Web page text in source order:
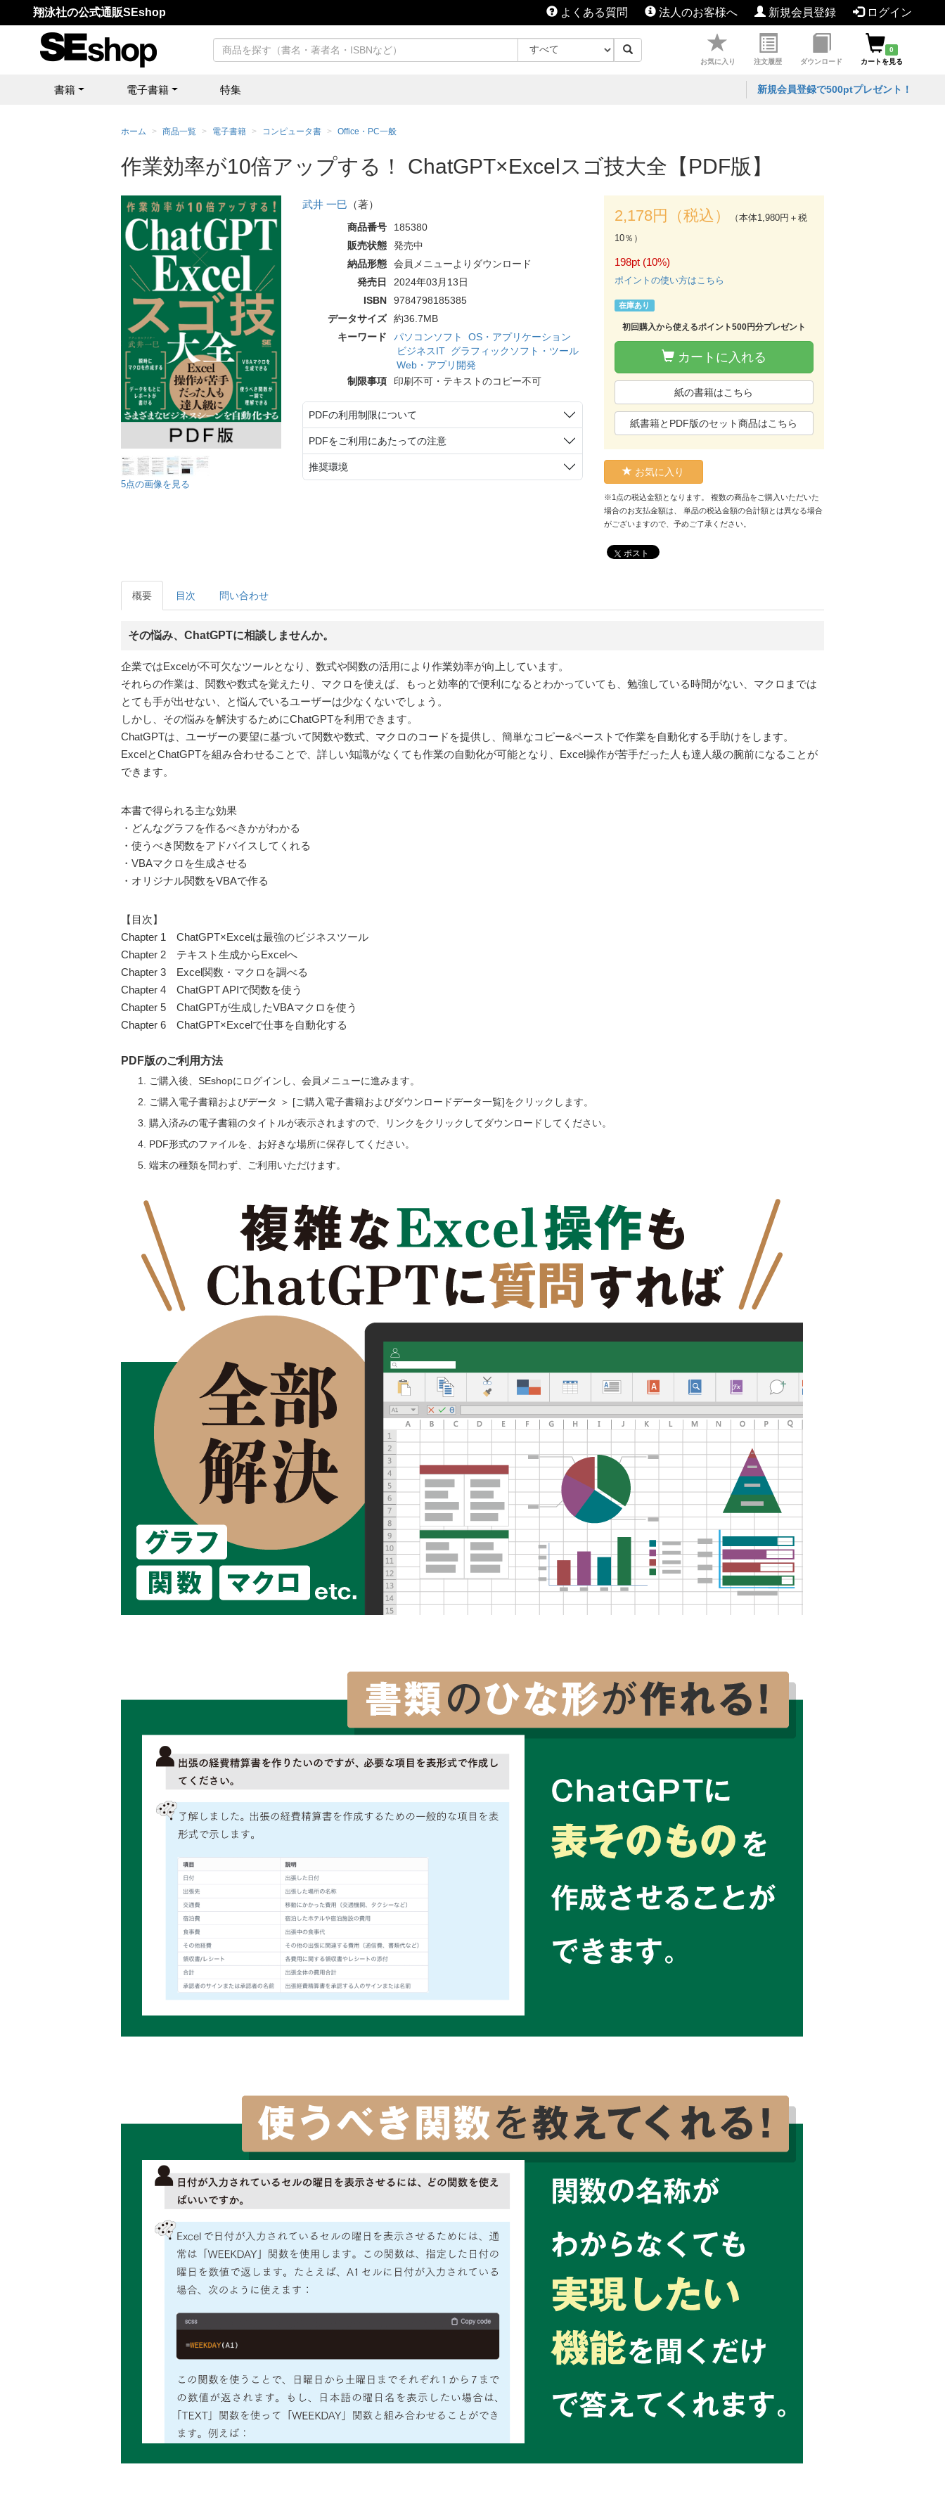
翔泳社の公式通販SEshop よくある質問 法人のお客様へ 新規会員登録 ログイン
お気に入り 注文履歴 ダウンロード
0
カートを見る
書籍 電子書籍 特集 新規会員登録で500ptプレゼント！
ホーム 商品一覧 電子書籍 コンピュータ書 Office・PC一般
作業効率が10倍アップする！ ChatGPT×Excelスゴ技大全【PDF版】
5点の画像を見る
武井 一巳 （著）
商品番号
185380
販売状態
発売中
納品形態
会員メニューよりダウンロード
発売日
2024年03月13日
ISBN
9784798185385
データサイズ
約36.7MB
キーワード
パソコンソフト
OS・アプリケーション
ビジネスIT グラフィックソフト・ツール
Web・アプリ開発
制限事項
印刷不可・テキストのコピー不可
PDFの利用制限について
PDFをご利用にあたっての注意
推奨環境
2,178円（税込）
（本体1,980円＋税
10％）
198pt (10%)
ポイントの使い方はこちら
在庫あり
初回購入から使えるポイント500円分プレゼント
カートに入れる
紙の書籍はこちら
紙書籍とPDF版のセット商品はこちら
お気に入り
※1点の税込金額となります。 複数の商品をご購入いただいた
場合のお支払金額は、 単品の税込金額の合計額とは異なる場合
がございますので、予めご了承ください。
ポスト
概要 目次 問い合わせ
その悩み、ChatGPTに相談しませんか。
企業ではExcelが不可欠なツールとなり、数式や関数の活用により作業効率が向上しています。
それらの作業は、関数や数式を覚えたり、マクロを使えば、もっと効率的で便利になるとわかっていても、勉強している時間がない、マクロまでは
とても手が出せない、と悩んでいるユーザーは少なくないでしょう。
しかし、その悩みを解決するためにChatGPTを利用できます。
ChatGPTは、ユーザーの要望に基づいて関数や数式、マクロのコードを提供し、簡単なコピー&ペーストで作業を自動化する手助けをします。
ExcelとChatGPTを組み合わせることで、詳しい知識がなくても作業の自動化が可能となり、Excel操作が苦手だった人も達人級の腕前になることが
できます。
本書で得られる主な効果
・どんなグラフを作るべきかがわかる
・使うべき関数をアドバイスしてくれる
・VBAマクロを生成させる
・オリジナル関数をVBAで作る
【目次】
Chapter 1 ChatGPT×Excelは最強のビジネスツール
Chapter 2 テキスト生成からExcelへ
Chapter 3 Excel関数・マクロを調べる
Chapter 4 ChatGPT APIで関数を使う
Chapter 5 ChatGPTが生成したVBAマクロを使う
Chapter 6 ChatGPT×Excelで仕事を自動化する
PDF版のご利用方法
ご購入後、SEshopにログインし、会員メニューに進みます。
ご購入電子書籍およびデータ ＞ [ご購入電子書籍およびダウンロードデータ一覧]をクリックします。
購入済みの電子書籍のタイトルが表示されますので、リンクをクリックしてダウンロードしてください。
PDF形式のファイルを、お好きな場所に保存してください。
端末の種類を問わず、ご利用いただけます。